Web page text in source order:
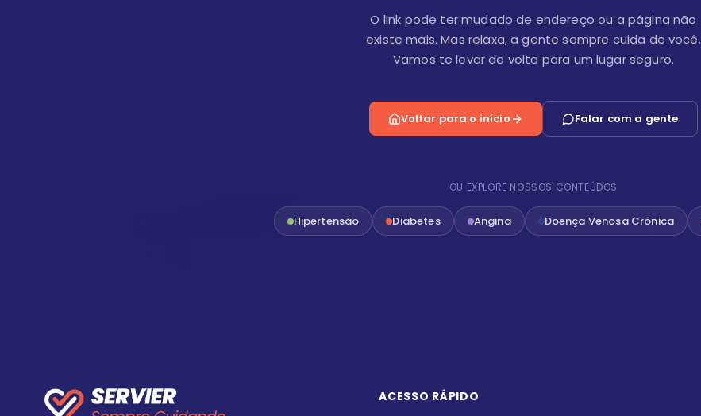
O link pode ter mudado de endereço ou a página não
existe mais. Mas relaxa, a gente sempre cuida de você.
Vamos te levar de volta para um lugar seguro.
Voltar para o início Falar com a gente
OU EXPLORE NOSSOS CONTEÚDOS
Hipertensão Diabetes Angina Doença Venosa Crônica
ACESSO RÁPIDO